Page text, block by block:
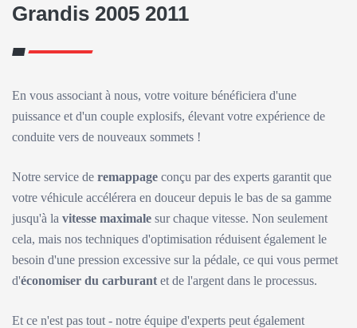
Grandis 2005 2011
En vous associant à nous, votre voiture bénéficiera d'une
puissance et d'un couple explosifs, élevant votre expérience de
conduite vers de nouveaux sommets !
Notre service de remappage conçu par des experts garantit que
votre véhicule accélérera en douceur depuis le bas de sa gamme
jusqu'à la vitesse maximale sur chaque vitesse. Non seulement
cela, mais nos techniques d'optimisation réduisent également le
besoin d'une pression excessive sur la pédale, ce qui vous permet
d'économiser du carburant et de l'argent dans le processus.
Et ce n'est pas tout - notre équipe d'experts peut également